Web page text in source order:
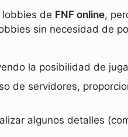
de FNF online,
sin necesidad de
la posibilidad de
de servidores,
algunos detalles